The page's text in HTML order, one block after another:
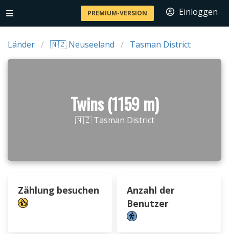
PREMIUM-VERSION Einloggen
Länder 🇳🇿 Neuseeland Tasman District
Twins (1159 m)
🇳🇿 Tasman District
Zählung besuchen
Anzahl der
Benutzer